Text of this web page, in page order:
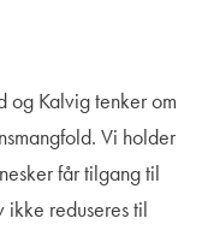
og Kalvig tenker om
Vi holder
får tilgang til
reduseres til